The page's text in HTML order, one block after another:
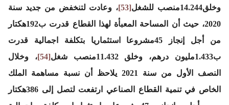
وخلق14.244منصب للشغل
[53]
، وعادت لتنخفض من جديد سنة
2020، حيث أن المساحة المعبأة لهذا القطاع قدرت ب192هكتار
من أجل إنجاز 45مشروعا استثماريا بتكلفة اجمالية قدرت
ب1.433مليون درهم، وخلق 11.432منصب شغل
[54]
، وخلال
النصف الأول من سنة 2021 يلاحظ أن نسبة مساهمة الملك
الخاص في تنمية القطاع الصناعي ارتفعت لتصل إلى 386هكتار